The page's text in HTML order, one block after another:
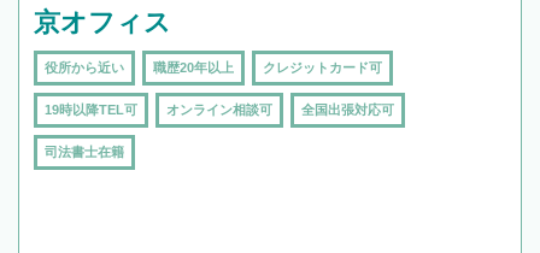
京オフィス
役所から近い 職歴20年以上 クレジットカード可
19時以降TEL可 オンライン相談可 全国出張対応可
司法書士在籍